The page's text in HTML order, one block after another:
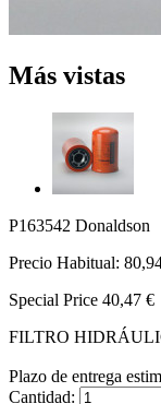
Más vistas
P163542 Donaldson
Precio Habitual:
Special Price 40,47 €
FILTRO
Plazo de entrega
Cantidad: